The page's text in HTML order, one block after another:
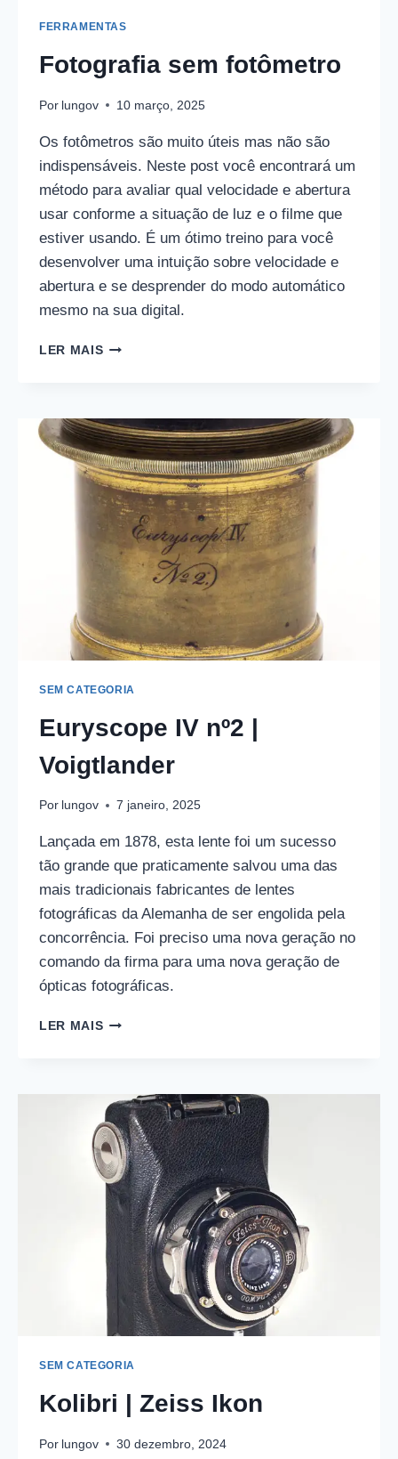
FERRAMENTAS
Fotografia sem fotômetro
Por lungov 10 março, 2025
Os fotômetros são muito úteis mas não são
indispensáveis. Neste post você encontrará um
método para avaliar qual velocidade e abertura
usar conforme a situação de luz e o filme que
estiver usando. É um ótimo treino para você
desenvolver uma intuição sobre velocidade e
abertura e se desprender do modo automático
mesmo na sua digital.
LER MAISFOTOGRAFIA
SEM CATEGORIA
Euryscope IV nº2 |
Voigtlander
Por lungov 7 janeiro, 2025
Lançada em 1878, esta lente foi um sucesso
tão grande que praticamente salvou uma das
mais tradicionais fabricantes de lentes
fotográficas da Alemanha de ser engolida pela
concorrência. Foi preciso uma nova geração no
comando da firma para uma nova geração de
ópticas fotográficas.
LER MAISEURYSCOPE
VOIGTLANDER
SEM CATEGORIA
Kolibri | Zeiss Ikon
Por lungov 30 dezembro, 2024